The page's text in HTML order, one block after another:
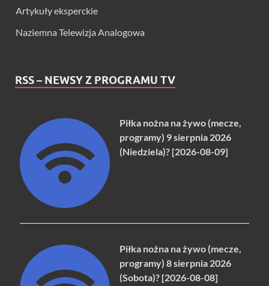
Artykuły eksperckie
Naziemna Telewizja Analogowa
RSS – NEWSY Z PROGRAMU TV
Piłka nożna na żywo (mecze,
programy) 9 sierpnia 2026
(Niedziela)? [2026-08-09]
Piłka nożna na żywo (mecze,
programy) 8 sierpnia 2026
(Sobota)? [2026-08-08]